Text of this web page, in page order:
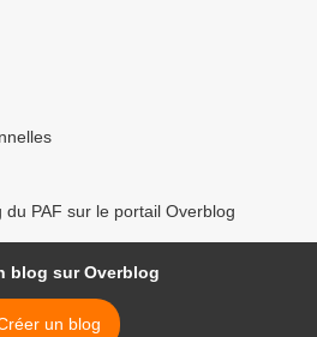
PAF sur le portail Overblog
blog sur Overblog
un blog